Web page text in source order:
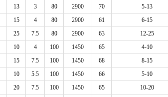
13 3 80 2900 70
5-13
15 4 80 2900 61
6-15
25 7.5 80 2900 63
12-25
10 4 100 1450 65
4-10
15 7.5 100 1450 68
8-15
10 5.5 100 1450 66
5-10
20 7.5 100 1450 65
10-20